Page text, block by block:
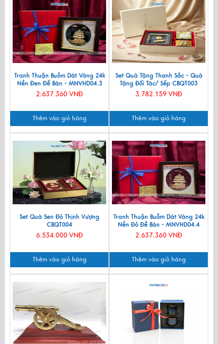
Tranh Thuận Buồm Dát Vàng 24k
Nền Đen Để Bàn - MNVHD04.3
2.637.360 VNĐ
Thêm vào giỏ hàng
Set Quà Tặng Thanh Sắc - Quà
Tặng Đối Tác/ Sếp CBQT003
3.782.159 VNĐ
Thêm vào giỏ hàng
Set Quà Sen Đỏ Thịnh Vượng
CBQT004
6.534.000 VNĐ
Thêm vào giỏ hàng
Tranh Thuận Buồm Dát Vàng 24k
Nền Đỏ Để Bàn - MNVHD04.4
2.637.360 VNĐ
Thêm vào giỏ hàng